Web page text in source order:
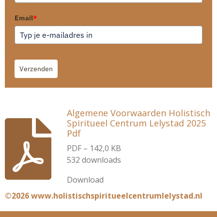
Email*
Verzenden
Algemene Voorwaarden Holistisch
Spiritueel Centrum Lelystad 2025
Pdf
PDF – 142,0 KB
532 downloads
Download
©2026 www.holistischspiritueelcentrumlelystad.nl